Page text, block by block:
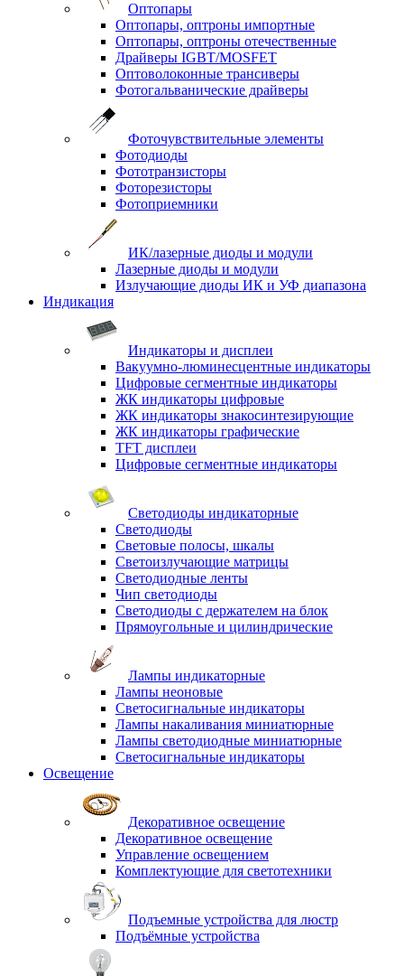
Оптопары
Оптопары, оптроны импортные
Оптопары, оптроны отечественные
Драйверы IGBT/MOSFET
Оптоволоконные трансиверы
Фотогальванические драйверы
Фоточувствительные элементы
Фотодиоды
Фототранзисторы
Фоторезисторы
Фотоприемники
ИК/лазерные диоды и модули
Лазерные диоды и модули
Излучающие диоды ИК и УФ диапазона
Индикация
Индикаторы и дисплеи
Вакуумно-люминесцентные индикаторы
Цифровые сегментные индикаторы
ЖК индикаторы цифровые
ЖК индикаторы знакосинтезирующие
ЖК индикаторы графические
TFT дисплеи
Цифровые сегментные индикаторы
Светодиоды индикаторные
Светодиоды
Световые полосы, шкалы
Светоизлучающие матрицы
Светодиодные ленты
Чип светодиоды
Светодиоды с держателем на блок
Прямоугольные и цилиндрические
Лампы индикаторные
Лампы неоновые
Светосигнальные индикаторы
Лампы накаливания миниатюрные
Лампы светодиодные миниатюрные
Светосигнальные индикаторы
Освещение
Декоративное освещение
Декоративное освещение
Управление освещением
Комплектующие для светотехники
Подъемные устройства для люстр
Подъёмные устройства